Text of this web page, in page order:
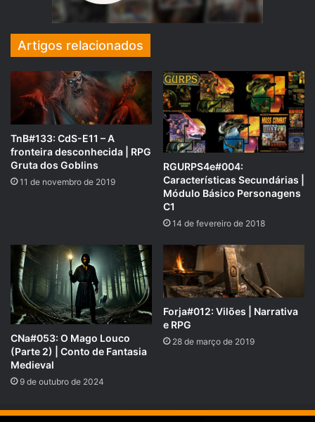
Grupo do FacebookRPGNext Group,
Twitter@RPG_Next,
Instagram@rpgnext,
Vote noiTunes do Tarrasque na Botae no
iTunes do
RPG Next Podcastcom 5 estrelaspara também ajudar
na divulgação!
Contato
/YouTube
F
a
c
e
b
o
o
k
M
a
st
o
d
o
n
E
m
ai
l
S
h
ar
e
ação social bem campanha
doação
Artigos relacionados
TnB#133: CdS-E11 – A
fronteira desconhecida | RPG
Gruta dos Goblins
11 de novembro de 2019
RGURPS4e#004:
Características Secundárias |
Módulo Básico Personagens
C1
14 de fevereiro de 2018
CNa#053: O Mago Louco
(Parte 2) | Conto de Fantasia
Medieval
9 de outubro de 2024
Forja#012: Vilões | Narrativa
e RPG
28 de março de 2019